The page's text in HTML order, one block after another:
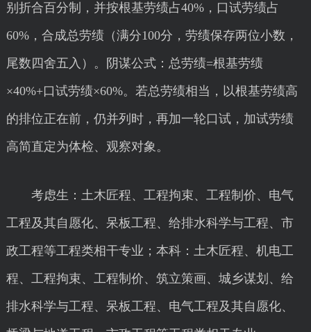
别折合百分制，并按根基劳绩占40%，口试劳绩占
60%，合成总劳绩（满分100分，劳绩保存两位小数，
尾数四舍五入）。阴谋公式：总劳绩=根基劳绩
×40%+口试劳绩×60%。若总劳绩相当，以根基劳绩高
的排位正在前，仍并列时，再加一轮口试，加试劳绩
高简直定为体检、观察对象。
考虑生：土木匠程、工程拘束、工程制价、电气
工程及其自愿化、呆板工程、给排水科学与工程、市
政工程等工程类相干专业；本科：土木匠程、机电工
程、工程拘束、工程制价、筑立策画、城乡谋划、给
排水科学与工程、呆板工程、电气工程及其自愿化、